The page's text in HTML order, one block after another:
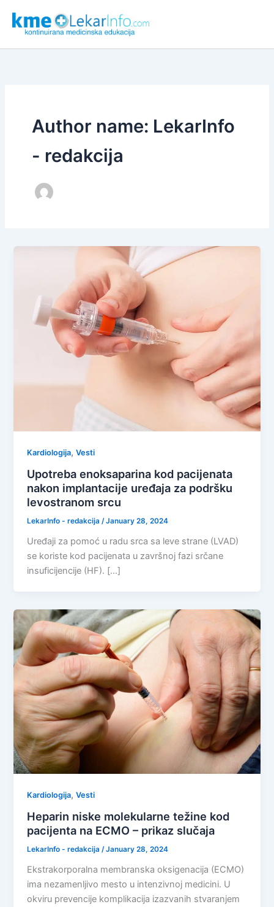
content
Author name: LekarInfo
- redakcija
Kardiologija,Vesti
Upotreba enoksaparina kod pacijenata
nakon implantacije uređaja za podršku
levostranom srcu
LekarInfo - redakcija/January 28, 2024
Uređaji za pomoć u radu srca sa leve strane (LVAD)
se koriste kod pacijenata u završnoj fazi srčane
insuficijencije (HF). […]
Kardiologija,Vesti
Heparin niske molekularne težine kod
pacijenta na ECMO – prikaz slučaja
LekarInfo - redakcija/January 28, 2024
Ekstrakorporalna membranska oksigenacija (ECMO)
ima nezamenljivo mesto u intenzivnoj medicini. U
okviru prevencije komplikacija izazvanih stvaranjem